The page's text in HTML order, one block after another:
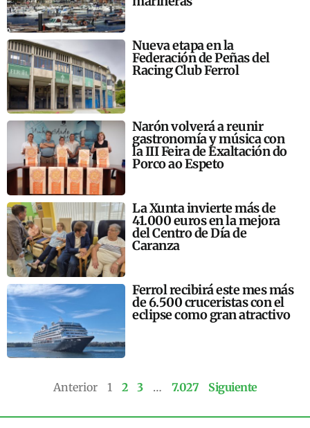
Nueva etapa en la
Federación de Peñas del
Racing Club Ferrol
Narón volverá a reunir
gastronomía y música con
la III Feira de Exaltación do
Porco ao Espeto
La Xunta invierte más de
41.000 euros en la mejora
del Centro de Día de
Caranza
Ferrol recibirá este mes más
de 6.500 cruceristas con el
eclipse como gran atractivo
Anterior 1 2 3 … 7.027 Siguiente